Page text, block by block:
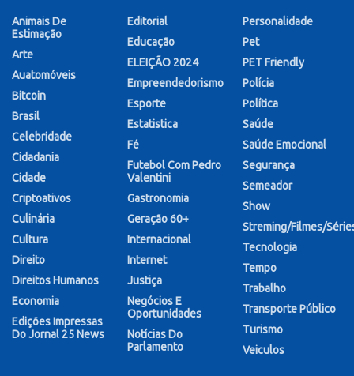
Animais De
Estimação
Arte
Auatomóveis
Bitcoin
Brasil
Celebridade
Cidadania
Cidade
Criptoativos
Culinária
Cultura
Direito
Direitos Humanos
Economia
Edições Impressas
Do Jornal 25 News
Editorial
Educação
ELEIÇÃO 2024
Empreendedorismo
Esporte
Estatistica
Fé
Futebol Com Pedro
Valentini
Gastronomia
Geração 60+
Internacional
Internet
Justiça
Negócios E
Oportunidades
Notícias Do
Parlamento
Personalidade
Pet
PET Friendly
Polícia
Política
Saúde
Saúde Emocional
Segurança
Semeador
Show
Streming/Filmes/
Tecnologia
Tempo
Trabalho
Transporte Público
Turismo
Veiculos